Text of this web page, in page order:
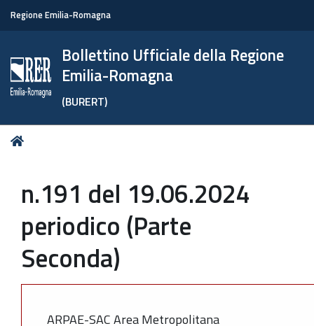
Regione Emilia-Romagna
Bollettino Ufficiale della Regione
Emilia-Romagna
(BURERT)
Tu
n.191 del 19.06.2024
periodico (Parte
Seconda)
ARPAE-SAC Area Metropolitana